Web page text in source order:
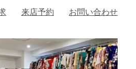
来店予約 お問い合わせ